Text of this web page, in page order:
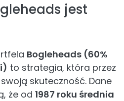
jest
Bogleheads (60%
to strategia, która przez
skuteczność. Dane
że od 1987 roku średnia